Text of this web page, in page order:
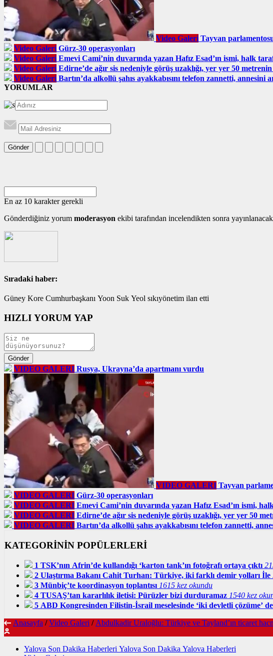
Video Galeri Tayvan
Video Galeri Gürz-30 operasyonları
Video Galeri Emevi Cami’nin duvarında yazan Hafız Esad’ın ismi, halk
Video Galeri Edirne’de ağır sis nedeniyle görüş uzaklığı, yer yer 50
Video Galeri Bartın’da alkollü şahıs ayakkabısını telefon zannetti, annesini
YORUMLAR
Gönder
En az 10 karakter gerekli
Gönderdiğiniz yorum moderasyon ekibi tarafından incelendikten sonra
Sıradaki haber:
Güney Kore Cumhurbaşkanı Yoon Suk Yeol sıkıyönetim ilan etti
HIZLI YORUM YAP
VIDEO GALERI Rusya, Ukrayna’da apartmanı vurdu
VIDEO GALERI Tayvan
VIDEO GALERI Gürz-30 operasyonları
VIDEO GALERI Emevi Cami’nin duvarında yazan Hafız Esad’ın ismi,
VIDEO GALERI Edirne’de ağır sis nedeniyle görüş uzaklığı, yer yer 50
VIDEO GALERI Bartın’da alkollü şahıs ayakkabısını telefon zannetti,
KATEGORİNİN POPÜLERLERİ
1 TSK’nın Afrin’de kullandığı ‘karton tank’ın fotoğrafı ortaya çıktı
2 Ulaştırma Bakanı Cahit Turhan: Türkiye, iki farklı demir yolları İle
3 Münbiç’te koordinasyon toplantısı 1615 kez okundu
4 TUSAŞ’tan kararlılık iletisi: Pürüzler bizi durduramaz 1540 kez
5 ABD Kongresinden Filistin-İsrail meselesinde ‘iki devletli çözüme’
Anasayfa / Video Galeri / Abdulkadir Uraloğlu: Türkiye ve Tayland’ın ticaret
Yalova Son Dakika Haberleri Yalova Son Dakika Yalova Haberleri